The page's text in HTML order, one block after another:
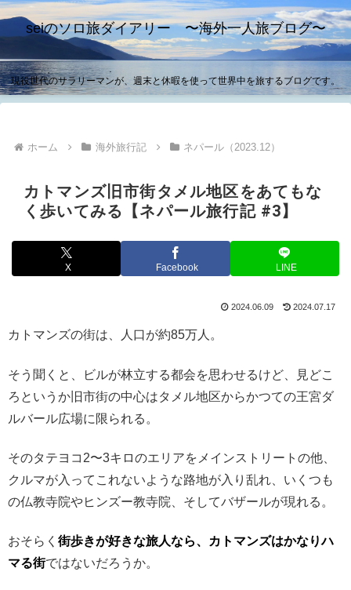
seiのソロ旅ダイアリー 〜海外一人旅ブログ〜
現役世代のサラリーマンが、週末と休暇を使って世界中を旅するブログです。
ホーム 海外旅行記 ネパール（2023.12）
カトマンズ旧市街タメル地区をあてもな
く歩いてみる【ネパール旅行記 #3】
X Facebook LINE
2024.06.09 2024.07.17
カトマンズの街は、人口が約85万人。
そう聞くと、ビルが林立する都会を思わせるけど、見どこ
ろというか旧市街の中心はタメル地区からかつての王宮ダ
ルバール広場に限られる。
そのタテヨコ2〜3キロのエリアをメインストリートの他、
クルマが入ってこれないような路地が入り乱れ、いくつも
の仏教寺院やヒンズー教寺院、そしてバザールが現れる。
おそらく 街歩きが好きな旅人なら、カトマンズはかなりハ
マる街ではないだろうか。